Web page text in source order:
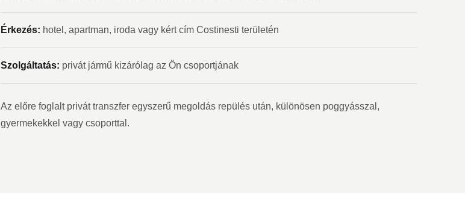
Érkezés: hotel, apartman, iroda vagy kért cím Costinesti területén
Szolgáltatás: privát jármű kizárólag az Ön csoportjának
Az előre foglalt privát transzfer egyszerű megoldás repülés után, különösen poggyásszal,
gyermekekkel vagy csoporttal.